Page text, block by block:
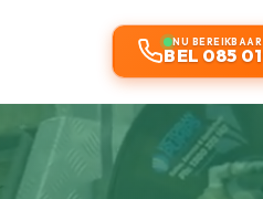
NU BEREIKBAAR
BEL 085